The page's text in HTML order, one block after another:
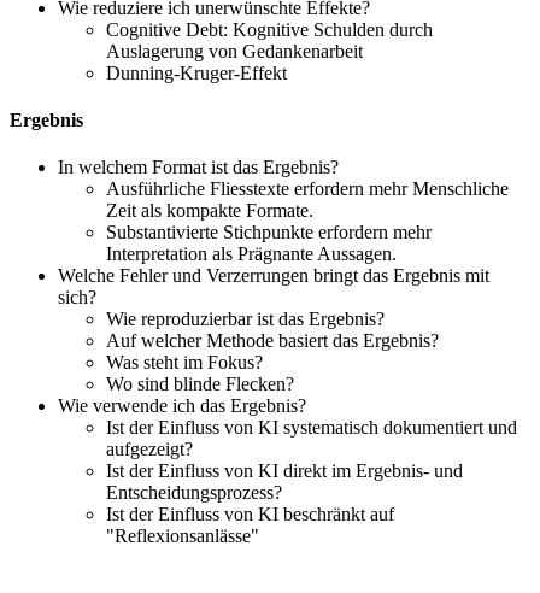
Wie reduziere ich unerwünschte Effekte?
Cognitive Debt: Kognitive Schulden durch
Auslagerung von Gedankenarbeit
Dunning-Kruger-Effekt
Ergebnis
In welchem Format ist das Ergebnis?
Ausführliche Fliesstexte erfordern mehr Menschliche
Zeit als kompakte Formate.
Substantivierte Stichpunkte erfordern mehr
Interpretation als Prägnante Aussagen.
Welche Fehler und Verzerrungen bringt das Ergebnis mit
sich?
Wie reproduzierbar ist das Ergebnis?
Auf welcher Methode basiert das Ergebnis?
Was steht im Fokus?
Wo sind blinde Flecken?
Wie verwende ich das Ergebnis?
Ist der Einfluss von KI systematisch dokumentiert und
aufgezeigt?
Ist der Einfluss von KI direkt im Ergebnis- und
Entscheidungsprozess?
Ist der Einfluss von KI beschränkt auf
"Reflexionsanlässe"